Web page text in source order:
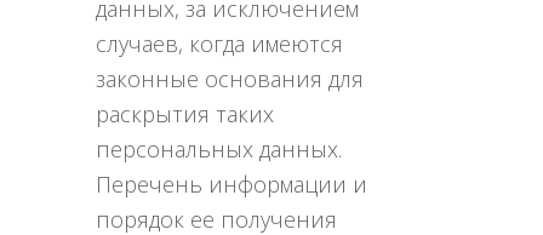
данных, за исключением
случаев, когда имеются
законные основания для
раскрытия таких
персональных данных.
Перечень информации и
порядок ее получения